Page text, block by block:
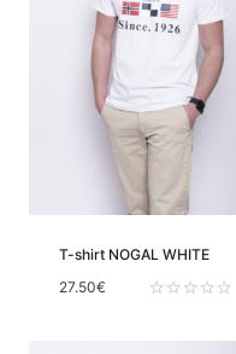
T-shirt NOGAL WHITE
27.50€